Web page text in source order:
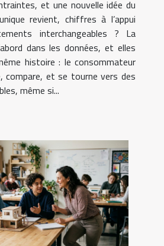
et une nouvelle idée du
revient, chiffres à l’appui
interchangeables ? La
dans les données, et elles
histoire : le consommateur
compare, et se tourne vers des
même si...